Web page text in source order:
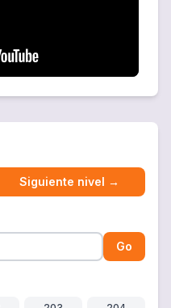
Siguiente nivel →
Go